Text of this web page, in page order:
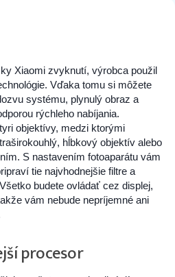
Xiaomi zvyknutí, výrobca použil
Vďaka tomu si môžete
systému, plynulý obraz a
rýchleho nabíjania.
objektívy, medzi ktorými
hĺbkový objektív alebo
S nastavením fotoaparátu vám
tie najvhodnejšie filtre a
budete ovládať cez displej,
vám nebude nepríjemné ani
procesor